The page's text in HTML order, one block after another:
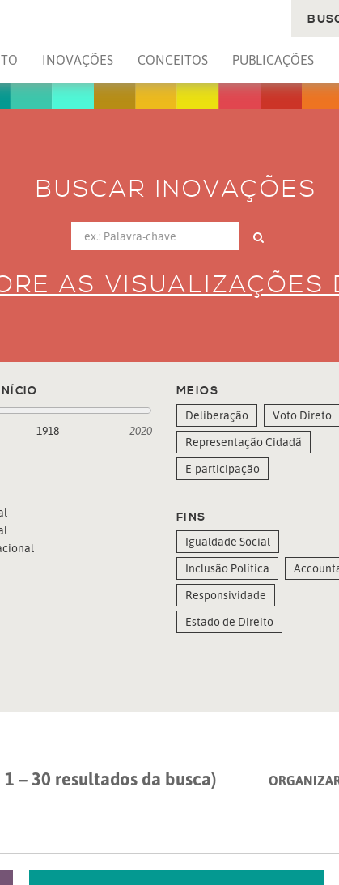
INOVAÇÕES CONCEITOS PUBLICAÇÕES
BUSCAR INOVAÇÕES
AS VISUALIZAÇÕES
2020
1918
MEIOS
Deliberação
Voto Direto
Representação Cidadã
E-participação
FINS
Igualdade Social
Inclusão Política
Responsividade
Estado de Direito
– 30 resultados da busca)